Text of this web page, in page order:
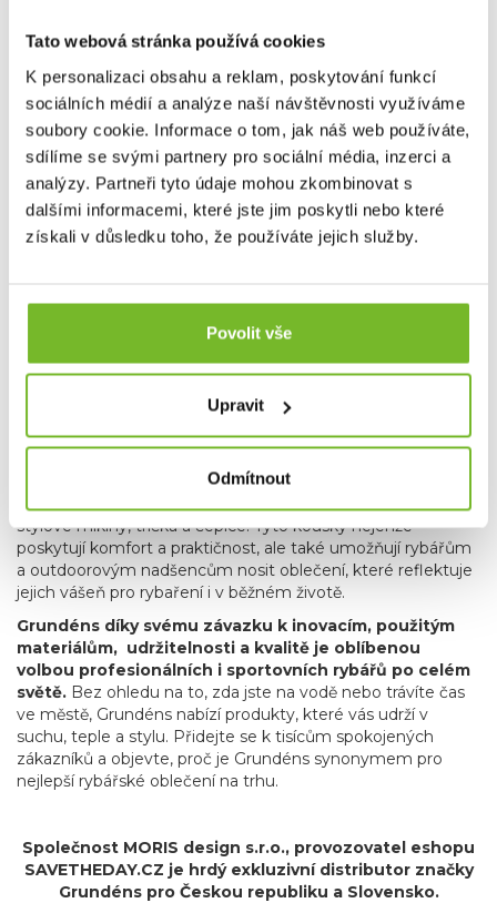
Tato webová stránka používá cookies
K personalizaci obsahu a reklam, poskytování funkcí
sociálních médií a analýze naší návštěvnosti využíváme
soubory cookie. Informace o tom, jak náš web používáte,
sdílíme se svými partnery pro sociální média, inzerci a
analýzy. Partneři tyto údaje mohou zkombinovat s
dalšími informacemi, které jste jim poskytli nebo které
získali v důsledku toho, že používáte jejich služby.
Povolit vše
Upravit
Odmítnout
O ZNAČCE
Grundéns je renomovaná značka rybářského oblečení
s bohatou historií sahající až do roku 1911
Pochází ze Švédska a je známá svou odolností a
vysokou kvalitou, která zaručuje ochranu v náročných
podmínkách na moři i na souši. Grundéns nabízí širokou
škálu produktů více než sto let oblečení pro komerční
rybolov, včetně nepromokavých bund, kalhot, rukavic a
dalších doplňků, které jsou navrženy tak, aby rybářům
poskytly maximální komfort a spolehlivost.
na sportovní rybaření, reagujíc tak na rostoucí poptávku
po vysoce kvalitním a odolném oblečení pro sportovní
muškaření a přívlač, které splňuje náročné požadavky
pro muškaření a přívlač zahrnují vše od technických
bund a až po broďáky, které vám umožní soustředit se
specializovaného rybářského oblečení zahrnuje nabídka
značky Grundéns také skvělé lifestyle produkty, jako jsou
stylové mikiny, trička a čepice. Tyto kousky nejenže
poskytují komfort a praktičnost, ale také umožňují rybářům
a outdoorovým nadšencům nosit oblečení, které reflektuje
jejich vášeň pro rybaření i v běžném životě.
Grundéns díky svému závazku k inovacím, použitým
materiálům, udržitelnosti a kvalitě je oblíbenou
volbou profesionálních i sportovních rybářů po celém
světě. Bez ohledu na to, zda jste na vodě nebo trávíte čas
ve městě, Grundéns nabízí produkty, které vás udrží v
suchu, teple a stylu. Přidejte se k tisícům spokojených
zákazníků a objevte, proč je Grundéns synonymem pro
nejlepší rybářské oblečení na trhu.
Společnost MORIS design s.r.o., provozovatel eshopu
SAVETHEDAY.CZ je hrdý exkluzivní distributor značky
Grundéns pro Českou republiku a Slovensko.